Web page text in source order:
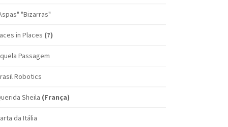
"Bizarras"
in Places (?)
Passagem
Robotics
Sheila (França)
da Itália